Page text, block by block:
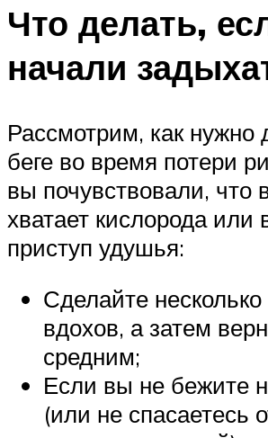
Что делать,
начали
Рассмотрим, как нужно
беге во время потери
вы почувствовали, что
хватает кислорода или
приступ удушья:
Сделайте несколько
вдохов, а затем
средним;
Если вы не бежите
(или не спасаетесь